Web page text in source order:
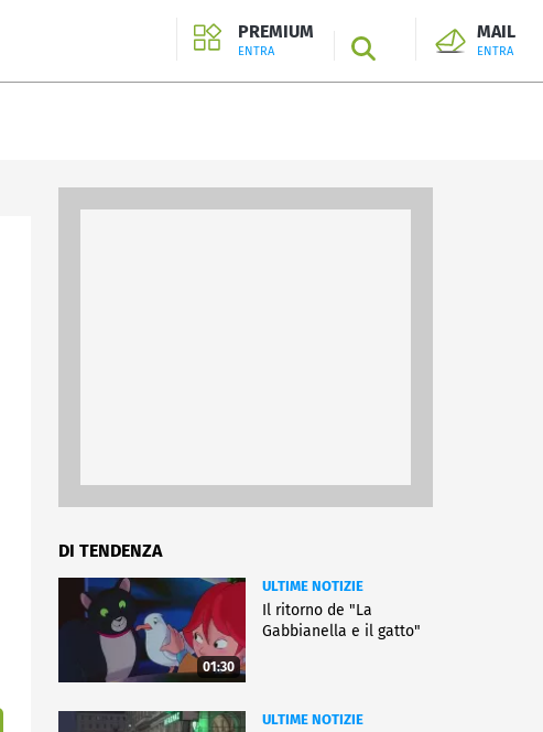
PREMIUM
ENTRA SEARCH
MAIL
ENTRA
DI TENDENZA
01:30
ULTIME NOTIZIE
Il ritorno de "La
Gabbianella e il gatto"
ULTIME NOTIZIE